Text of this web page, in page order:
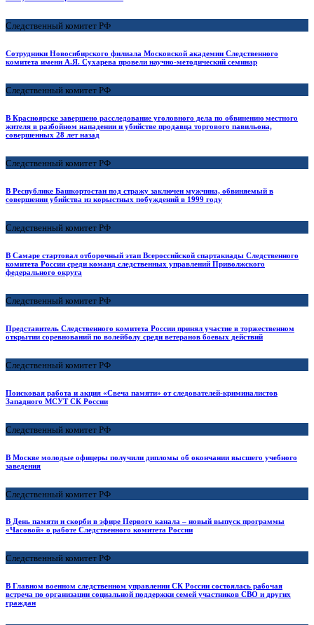
Следственный комитет РФ
Сотрудники Новосибирского филиала Московской академии Следственного
комитета имени А.Я. Сухарева провели научно-методический семинар
Следственный комитет РФ
В Красноярске завершено расследование уголовного дела по обвинению местного
жителя в разбойном нападении и убийстве продавца торгового павильона,
совершенных 28 лет назад
Следственный комитет РФ
В Республике Башкортостан под стражу заключен мужчина, обвиняемый в
совершении убийства из корыстных побуждений в 1999 году
Следственный комитет РФ
В Самаре стартовал отборочный этап Всероссийской спартакиады Следственного
комитета России среди команд следственных управлений Приволжского
федерального округа
Следственный комитет РФ
Представитель Следственного комитета России принял участие в торжественном
открытии соревнований по волейболу среди ветеранов боевых действий
Следственный комитет РФ
Поисковая работа и акция «Свеча памяти» от следователей-криминалистов
Западного МСУТ СК России
Следственный комитет РФ
В Москве молодые офицеры получили дипломы об окончании высшего учебного
заведения
Следственный комитет РФ
В День памяти и скорби в эфире Первого канала – новый выпуск программы
«Часовой» о работе Следственного комитета России
Следственный комитет РФ
В Главном военном следственном управлении СК России состоялась рабочая
встреча по организации социальной поддержки семей участников СВО и других
граждан